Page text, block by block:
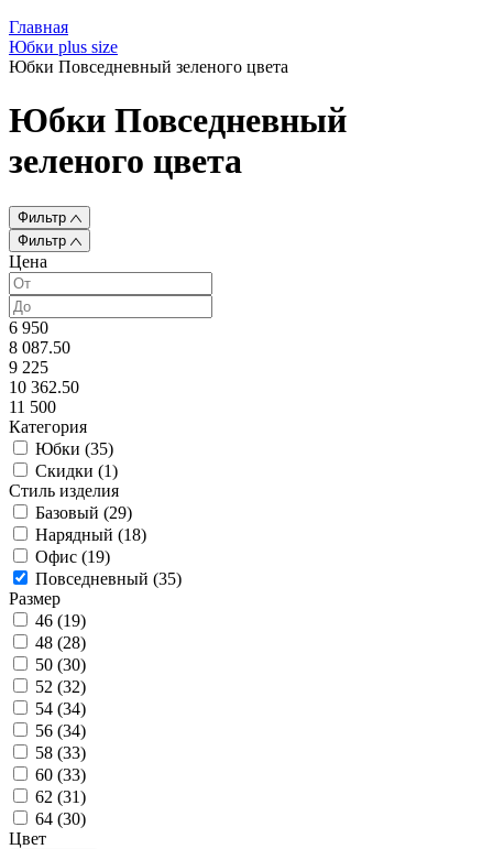
Главная
Юбки plus size
Юбки Повседневный зеленого цвета
Юбки Повседневный
зеленого цвета
Фильтр
Фильтр
Цена
6 950
8 087.50
9 225
10 362.50
11 500
Категория
Юбки (35)
Скидки (1)
Стиль изделия
Базовый (29)
Нарядный (18)
Офис (19)
Повседневный (35)
Размер
46 (19)
48 (28)
50 (30)
52 (32)
54 (34)
56 (34)
58 (33)
60 (33)
62 (31)
64 (30)
Цвет